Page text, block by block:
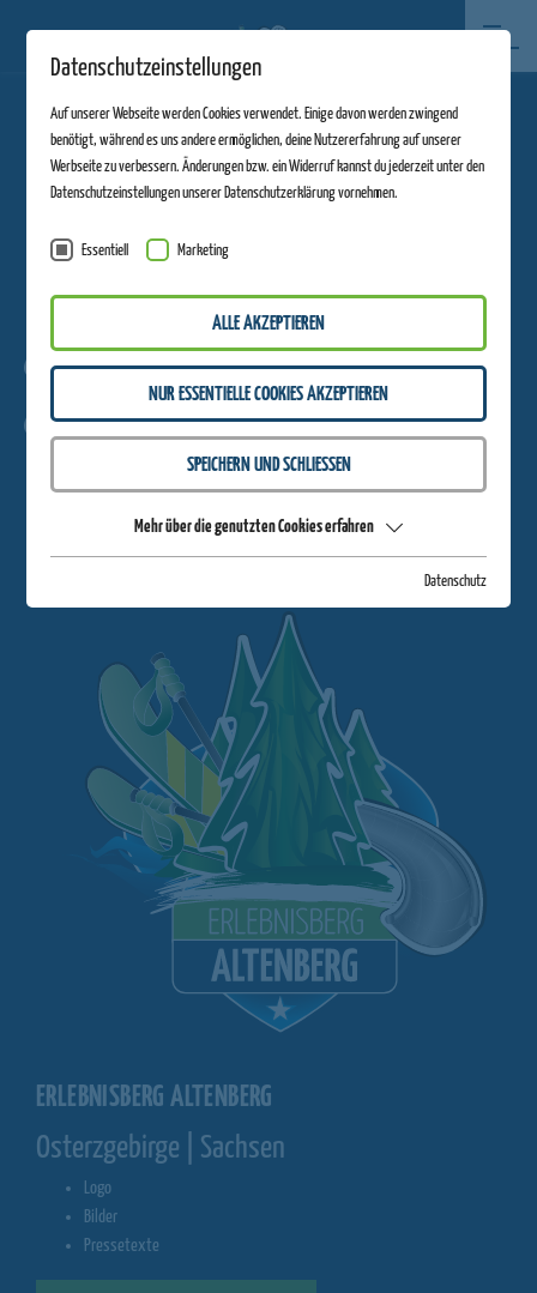
WIEGAND ERLEBNISBERGE INFOS PRESSE-MEDIA
Presse-Media-
Kit
FÜR ALLE ERLEBNISBERGE
ERLEBNISBERG ALTENBERG
Osterzgebirge | Sachsen
Logo
Bilder
Pressetexte
Datenschutzeinstellungen
Auf unserer Webseite werden Cookies verwendet. Einige davon werden zwingend
benötigt, während es uns andere ermöglichen, deine Nutzererfahrung auf unserer
Werbseite zu verbessern. Änderungen bzw. ein Widerruf kannst du jederzeit unter den
Datenschutzeinstellungen unserer Datenschutzerklärung vornehmen.
Essentiell Marketing
ALLE AKZEPTIEREN
NUR ESSENTIELLE COOKIES AKZEPTIEREN
SPEICHERN UND SCHLIESSEN
Mehr über die genutzten Cookies erfahren
Datenschutz